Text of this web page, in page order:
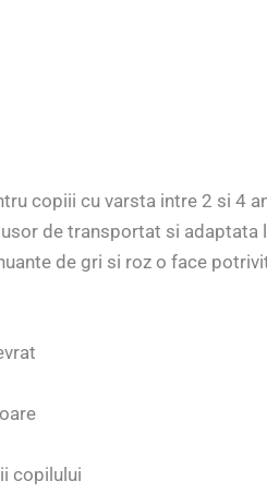
copiii cu varsta intre 2 si 4
de transportat si
de gri si roz o face
copilului